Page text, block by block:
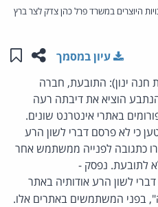
היוצרים במשרד פרל כהן צדק לצר ברץ
שתפו
עיון במסמך
חנה ינון): התובעת, חברה
הוציא את דיבתה רעה
באתרי אינטרנט שונים.
כי לא פרסם דברי לשון הרע
כתגובה לפנייה ממשתמש אחר
לתובעת. נפסק -
לשון הרע אודותיה באתר
בפני המשתמשים באתרים אלו.